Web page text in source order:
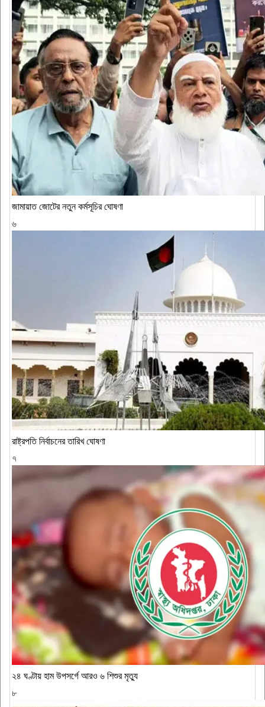
জামায়াত জোটের নতুন কর্মসূচির ঘোষণা
৬
রাষ্ট্রপতি নির্বাচনের তারিখ ঘোষণা
৭
২৪ ঘণ্টায় হাম উপসর্গে আরও ৬ শিশুর মৃত্যু
৮